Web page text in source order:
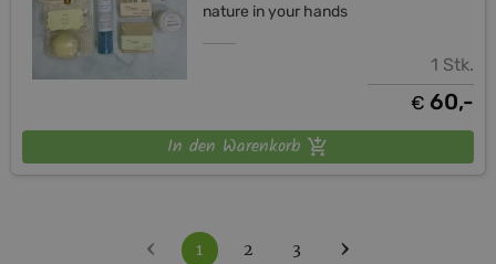
nature in your hands
1 Stk.
€ 60,-
In den Warenkorb
‹ 1 2 3 ›